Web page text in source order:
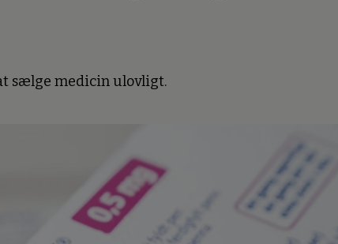
sælge medicin ulovligt.